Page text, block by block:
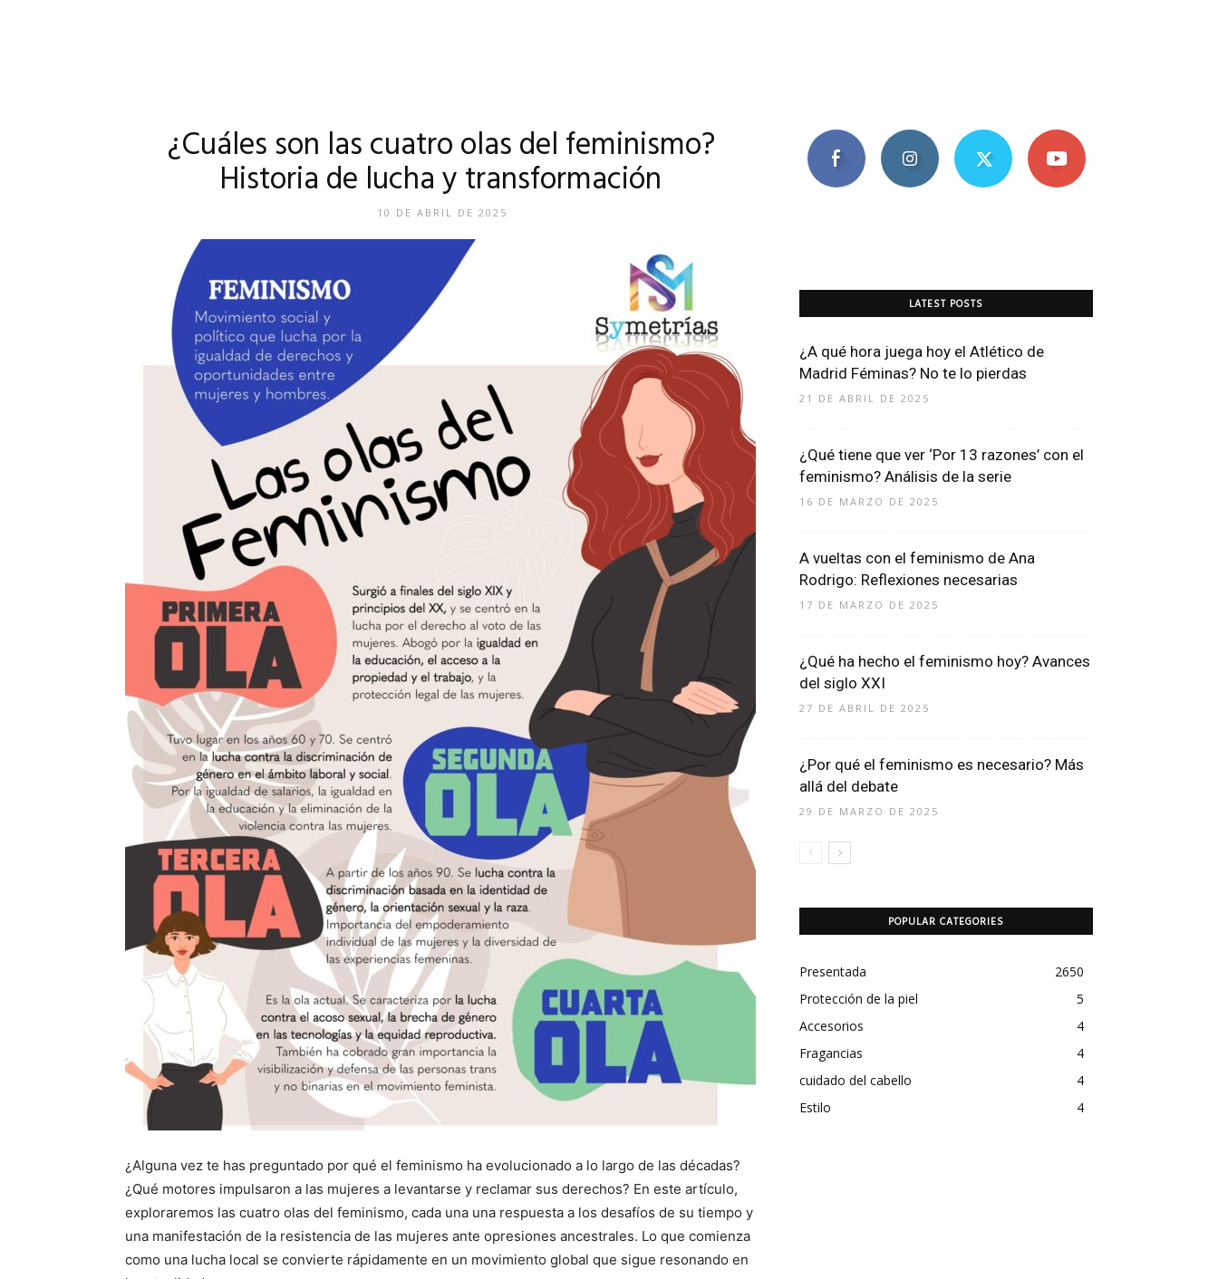
¿Cuáles son las cuatro olas del feminismo?
Historia de lucha y transformación
10 DE ABRIL DE 2025
¿Alguna vez te has preguntado por qué el feminismo ha evolucionado a lo largo de las décadas?
¿Qué motores impulsaron a las mujeres a levantarse y reclamar sus derechos? En este artículo,
exploraremos las cuatro olas del feminismo, cada una una respuesta a los desafíos de su tiempo y
una manifestación de la resistencia de las mujeres ante opresiones ancestrales. Lo que comienza
como una lucha local se convierte rápidamente en un movimiento global que sigue resonando en
LATEST POSTS
¿A qué hora juega hoy el Atlético de
Madrid Féminas? No te lo pierdas
21 DE ABRIL DE 2025
¿Qué tiene que ver ‘Por 13 razones’ con el
feminismo? Análisis de la serie
16 DE MARZO DE 2025
A vueltas con el feminismo de Ana
Rodrigo: Reflexiones necesarias
17 DE MARZO DE 2025
¿Qué ha hecho el feminismo hoy? Avances
del siglo XXI
27 DE ABRIL DE 2025
¿Por qué el feminismo es necesario? Más
allá del debate
29 DE MARZO DE 2025
POPULAR CATEGORIES
Presentada
2650
Protección de la piel
5
Accesorios
4
Fragancias
4
cuidado del cabello
4
Estilo
4